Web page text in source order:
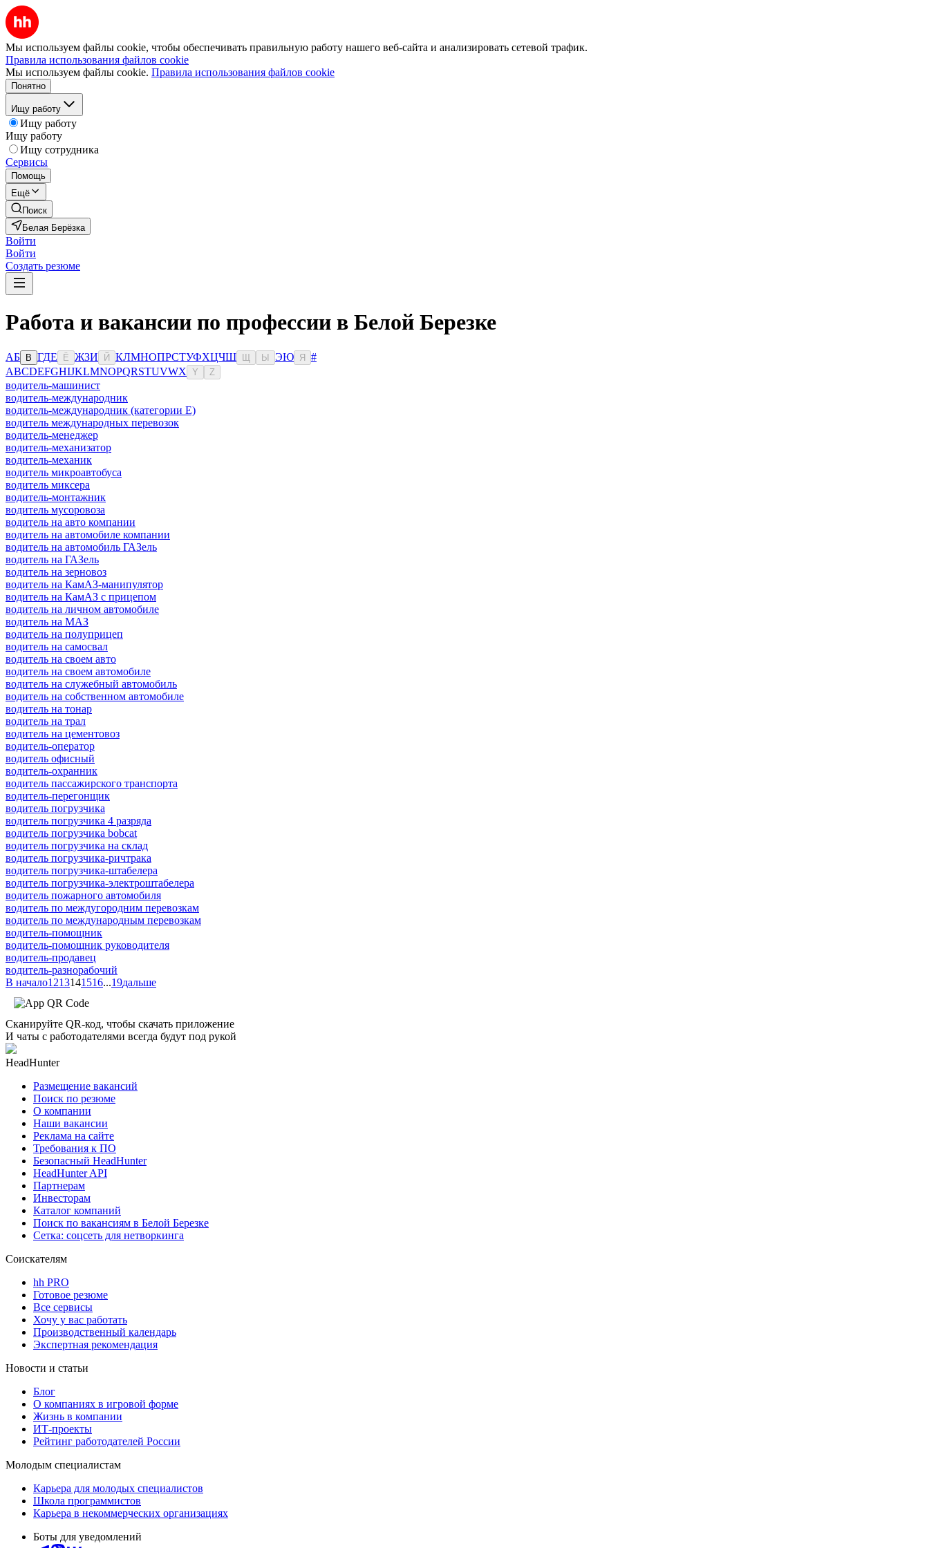
Мы используем файлы cookie, чтобы обеспечивать правильную работу нашего веб-сайта и анализировать сетевой трафик.
Правила использования файлов cookie
Мы используем файлы cookie. Правила использования файлов cookie
Понятно
Ищу работу
Ищу работу
Ищу работу
Ищу сотрудника
Сервисы
Помощь
Ещё
Поиск
Белая Берёзка
Войти
Войти
Создать резюме
Работа и вакансии по профессии в Белой Березке
АБ В ГДЕ Ё ЖЗИ Й КЛМНОПРСТУФХЦЧШ Ы ЭЮ Я
#
ABCDEFGHIJKLMNOPQRSTUVWX Y Z
водитель-машинист
водитель-международник
водитель-международник (категории Е)
водитель международных перевозок
водитель-менеджер
водитель-механизатор
водитель-механик
водитель микроавтобуса
водитель миксера
водитель-монтажник
водитель мусоровоза
водитель на авто компании
водитель на автомобиле компании
водитель на автомобиль ГАЗель
водитель на ГАЗель
водитель на зерновоз
водитель на КамАЗ-манипулятор
водитель на КамАЗ с прицепом
водитель на личном автомобиле
водитель на МАЗ
водитель на полуприцеп
водитель на самосвал
водитель на своем авто
водитель на своем автомобиле
водитель на служебный автомобиль
водитель на собственном автомобиле
водитель на тонар
водитель на трал
водитель на цементовоз
водитель-оператор
водитель офисный
водитель-охранник
водитель пассажирского транспорта
водитель-перегонщик
водитель погрузчика
водитель погрузчика 4 разряда
водитель погрузчика bobcat
водитель погрузчика на склад
водитель погрузчика-ричтрака
водитель погрузчика-штабелера
водитель погрузчика-электроштабелера
водитель пожарного автомобиля
водитель по междугородним перевозкам
водитель по международным перевозкам
водитель-помощник
водитель-помощник руководителя
водитель-продавец
водитель-разнорабочий
В начало1213141516...19дальше
Сканируйте QR-код, чтобы скачать приложение
И чаты с работодателями всегда будут под рукой
HeadHunter
Размещение вакансий
Поиск по резюме
О компании
Наши вакансии
Реклама на сайте
Требования к ПО
Безопасный HeadHunter
HeadHunter API
Партнерам
Инвесторам
Каталог компаний
Поиск по вакансиям в Белой Березке
Сетка: соцсеть для нетворкинга
Соискателям
hh PRO
Готовое резюме
Все сервисы
Хочу у вас работать
Производственный календарь
Экспертная рекомендация
Новости и статьи
Блог
О компаниях в игровой форме
Жизнь в компании
ИТ-проекты
Рейтинг работодателей России
Молодым специалистам
Карьера для молодых специалистов
Школа программистов
Карьера в некоммерческих организациях
Боты для уведомлений